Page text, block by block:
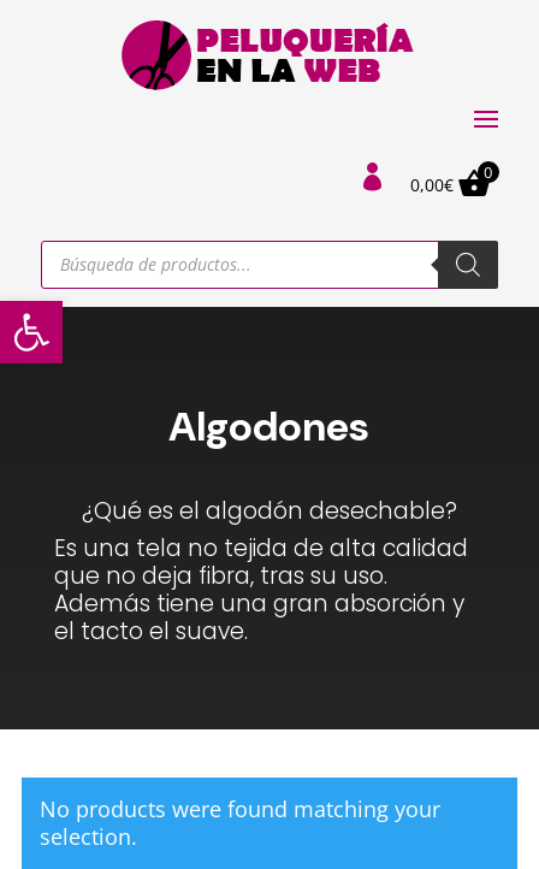
Abrir barra de herramientas
 0,00€
0
Búsqueda
productos
Algodones
¿Qué es el algodón desechable?
Es una tela no tejida de alta calidad
que no deja fibra, tras su uso.
Además tiene una gran absorción y
el tacto el suave.
No products were found matching your
selection.